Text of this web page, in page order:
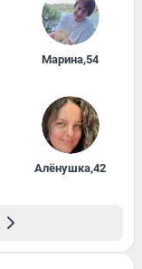
Марина,54
Алёнушка,42